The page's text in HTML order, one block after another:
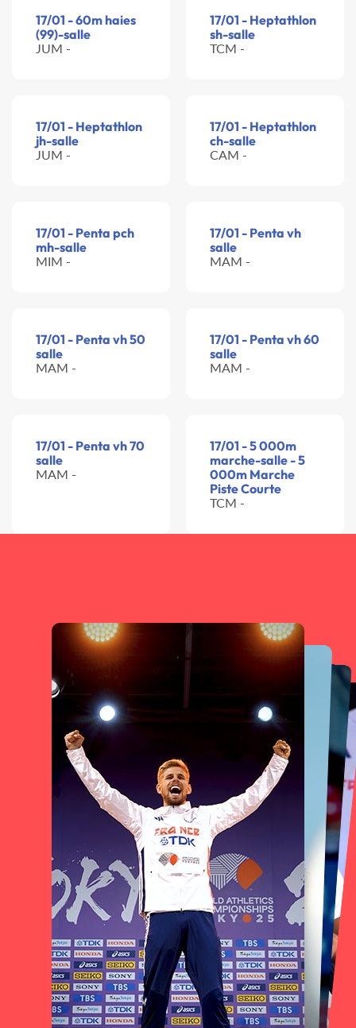
17/01 - 60m haies
(99)-salle
JUM -
17/01 - Heptathlon
sh-salle
TCM -
17/01 - Heptathlon
jh-salle
JUM -
17/01 - Heptathlon
ch-salle
CAM -
17/01 - Penta pch
mh-salle
MIM -
17/01 - Penta vh
salle
MAM -
17/01 - Penta vh 50
salle
MAM -
17/01 - Penta vh 60
salle
MAM -
17/01 - Penta vh 70
salle
MAM -
17/01 - 5 000m
marche-salle - 5
000m Marche
Piste Courte
TCM -